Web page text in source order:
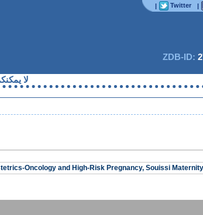
| Twitter |
ZDB-ID:
لا
Oncology and High-Risk Pregnancy, Souissi